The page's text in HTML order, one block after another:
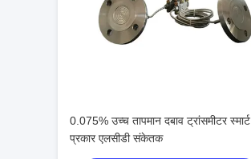
0.075% उच्च तापमान दबाव ट्रांसमीटर स्मार्ट
प्रकार एलसीडी संकेतक